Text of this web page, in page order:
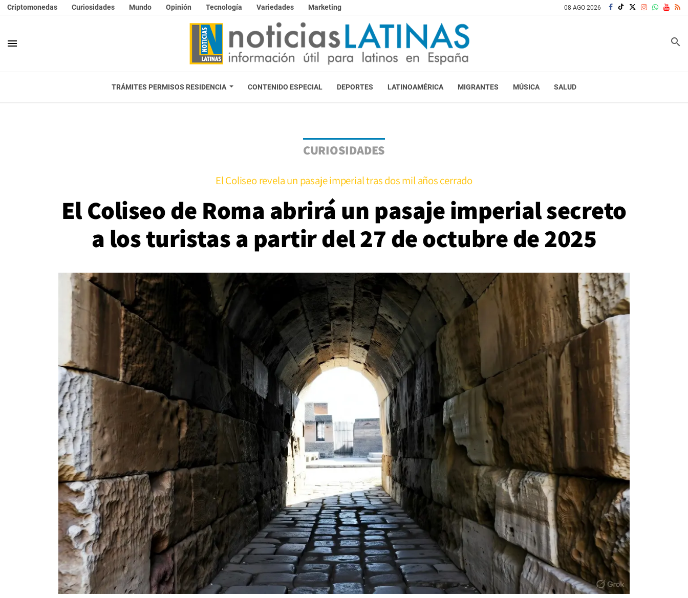
Criptomonedas Curiosidades Mundo Opinión Tecnología Variedades Marketing 08 AGO 2026
menu search
TRÁMITES PERMISOS RESIDENCIA CONTENIDO ESPECIAL DEPORTES LATINOAMÉRICA MIGRANTES MÚSICA SALUD
CURIOSIDADES
El Coliseo revela un pasaje imperial tras dos mil años cerrado
El Coliseo de Roma abrirá un pasaje imperial secreto
a los turistas a partir del 27 de octubre de 2025